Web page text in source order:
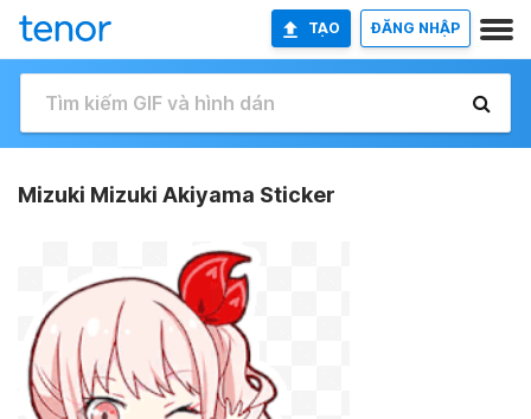
TẠO ĐĂNG NHẬP
Mizuki Mizuki Akiyama Sticker